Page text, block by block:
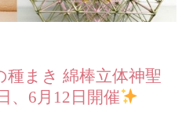
まき 綿棒立体神聖
、6月12日開催